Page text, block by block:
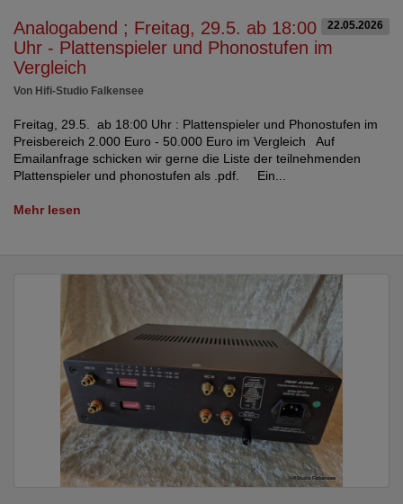
22.05.2026
Analogabend ; Freitag, 29.5. ab 18:00
Uhr - Plattenspieler und Phonostufen im
Vergleich
Von Hifi-Studio Falkensee
Freitag, 29.5. ab 18:00 Uhr : Plattenspieler und Phonostufen im
Preisbereich 2.000 Euro - 50.000 Euro im Vergleich Auf
Emailanfrage schicken wir gerne die Liste der teilnehmenden
Plattenspieler und phonostufen als .pdf. Ein...
Mehr lesen